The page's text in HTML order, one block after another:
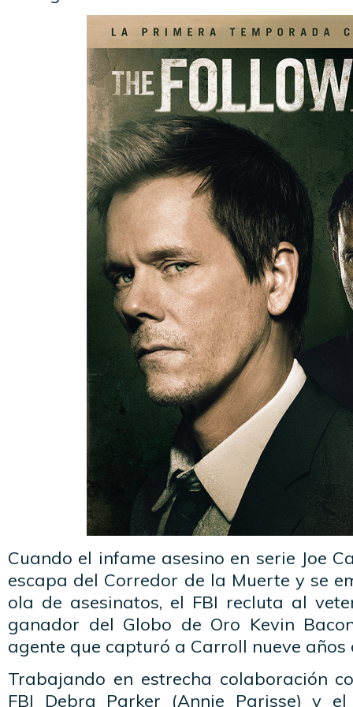
Cuando el infame asesino en serie Joe
escapa del Corredor de la Muerte y se
ola de asesinatos, el FBI recluta al
ganador del Globo de Oro Kevin
agente que capturó a Carroll nueve años
Trabajando en estrecha colaboración
FBI Debra Parker (Annie Parisse) y